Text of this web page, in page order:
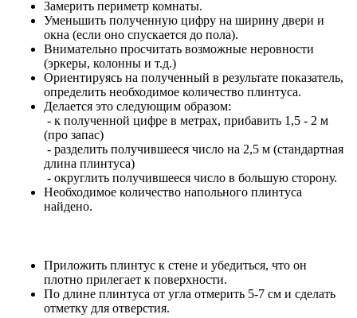
Замерить периметр комнаты.
Уменьшить полученную цифру на ширину двери и
окна (если оно спускается до пола).
Внимательно просчитать возможные неровности
(эркеры, колонны и т.д.)
Ориентируясь на полученный в результате показатель,
определить необходимое количество плинтуса.
Делается это следующим образом:
- к полученной цифре в метрах, прибавить 1,5 - 2 м
(про запас)
- разделить получившееся число на 2,5 м (стандартная
длина плинтуса)
- округлить получившееся число в большую сторону.
Необходимое количество напольного плинтуса
найдено.
Приложить плинтус к стене и убедиться, что он
плотно прилегает к поверхности.
По длине плинтуса от угла отмерить 5-7 см и сделать
отметку для отверстия.